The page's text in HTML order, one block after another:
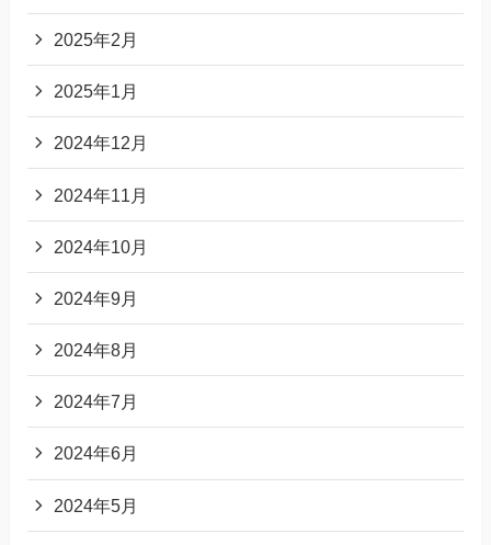
2025年2月
2025年1月
2024年12月
2024年11月
2024年10月
2024年9月
2024年8月
2024年7月
2024年6月
2024年5月